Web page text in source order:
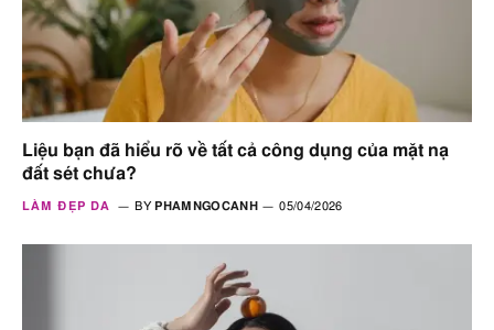
Liệu bạn đã hiểu rõ về tất cả công dụng của mặt nạ
đất sét chưa?
LÀM ĐẸP DA BY PHAMNGOCANH 05/04/2026